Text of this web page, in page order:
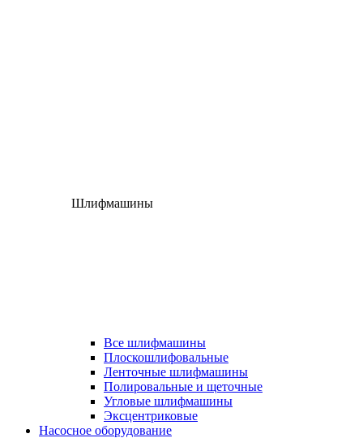
Шлифмашины
Все шлифмашины
Плоскошлифовальные
Ленточные шлифмашины
Полировальные и щеточные
Угловые шлифмашины
Эксцентриковые
Насосное оборудование